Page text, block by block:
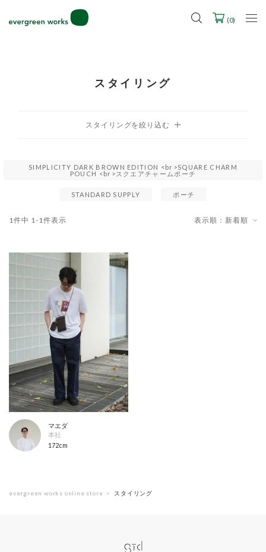
2027年ご入学用ランドセル受注会スケジュール
(0)
スタイリング
SIMPLICITY DARK BROWN EDITION <br>SQUARE CHARM
POUCH <br>スクエアチャームポーチ
STANDARD SUPPLY ポーチ
表示順：新着順
1件中 1-1件表示
マエダ
本社
172cm
evergreen works online store スタイリング